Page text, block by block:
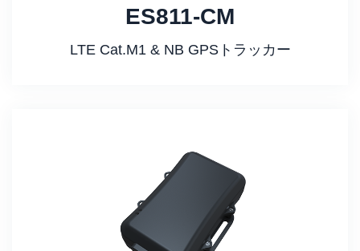
ES811-CM
LTE Cat.M1 & NB GPSトラッカー